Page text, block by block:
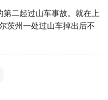
二起过山车事故。就在上
茨州一处过山车掉出后不